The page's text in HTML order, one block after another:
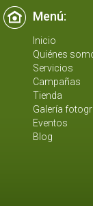
Menú:
Inicio
Quiénes
Servicios
Campañas
Tienda
Galería
Eventos
Blog